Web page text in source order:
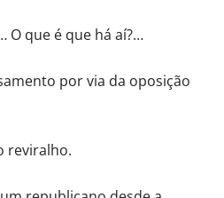
O que é que há aí?…
por via da oposição
reviralho.